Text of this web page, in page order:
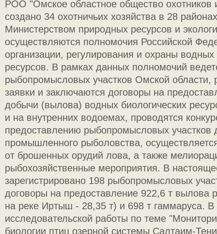
РОО "Омское областное общество охотников
создано 34 охотничьих хозяйства в 28
Министерством природных ресурсов и
осуществляются полномочия Российской
организации, регулирования и охраны водных
ресурсов. В рамках данных полномочий
рыбопромысловых участков Омской области,
заявки и заключаются договоры на
добычи (вылова) водных биологических
и на внутренних водоемах, проводятся
предоставлению рыбопромысловых участков
промышленного рыболовства,
от брошенных орудий лова, а также
рыбохозяйственные мероприятия. В
зарегистрировано 198 рыбопромысловых
договоры на предоставление 922,6 т вылова
на реке Иртыш - 28,35 т) и 698 т гаммаруса. В
исследовательской работы по теме
биологии птиц озерной системы Салтаим-